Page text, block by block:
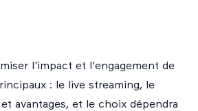
l'impact et l'engagement de
: le live streaming, le
avantages, et le choix dépendra